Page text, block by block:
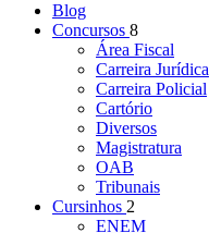
Blog
Concursos 8
Área Fiscal
Carreira Jurídica
Carreira Policial
Cartório
Diversos
Magistratura
OAB
Tribunais
Cursinhos 2
ENEM